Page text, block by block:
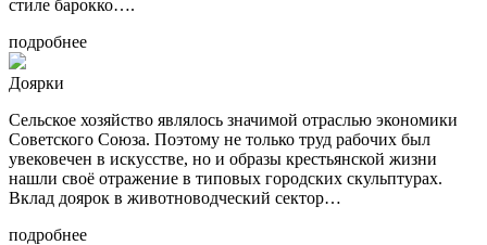
стиле барокко….
подробнее
Доярки
Сельское хозяйство являлось значимой отраслью экономики
Советского Союза. Поэтому не только труд рабочих был
увековечен в искусстве, но и образы крестьянской жизни
нашли своё отражение в типовых городских скульптурах.
Вклад доярок в животноводческий сектор…
подробнее